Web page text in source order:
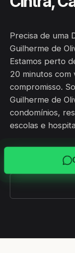
Precisa de uma
Guilherme de
Estamos perto
20 minutos com
compromisso.
Guilherme de
condomínios,
escolas e